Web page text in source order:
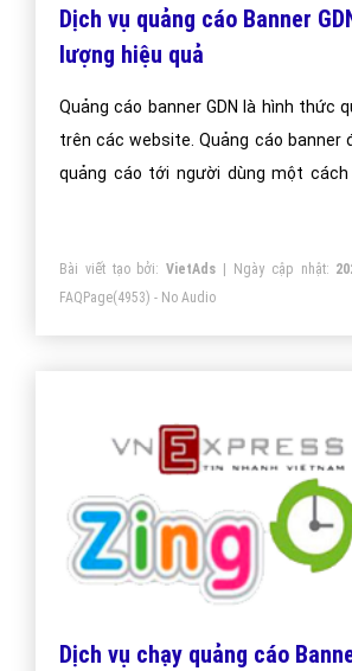
Dịch vụ quảng cáo Banner
lượng hiệu quả
Quảng cáo banner GDN là hình thức
trên các website. Quảng cáo banner
quảng cáo tới người dùng một
Bài viết tạo bởi:VietAds | Ngày cập nhật:
FAQPage(4953) - No Audio
Dịch vụ chạy quảng cáo